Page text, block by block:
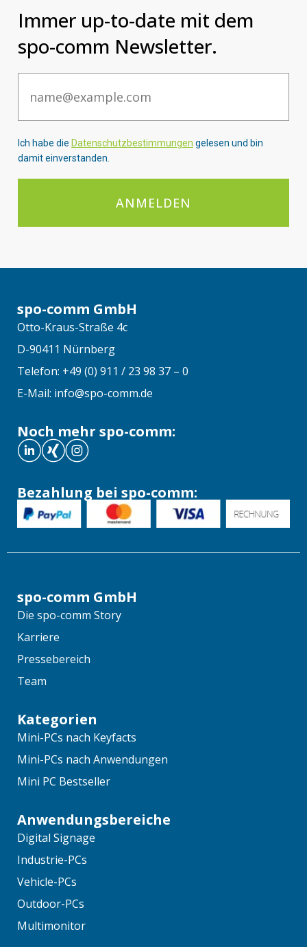
Immer up-to-date mit dem
spo-comm Newsletter.
Ich habe die Datenschutzbestimmungen gelesen und bin
damit einverstanden.
ANMELDEN
spo-comm GmbH
Otto-Kraus-Straße 4c
D-90411 Nürnberg
Telefon: +49 (0) 911 / 23 98 37 – 0
E-Mail: info@spo-comm.de
Noch mehr spo-comm:
Bezahlung bei spo-comm:
spo-comm GmbH
Die spo-comm Story
Karriere
Pressebereich
Team
Kategorien
Mini-PCs nach Keyfacts
Mini-PCs nach Anwendungen
Mini PC Bestseller
Anwendungsbereiche
Digital Signage
Industrie-PCs
Vehicle-PCs
Outdoor-PCs
Multimonitor